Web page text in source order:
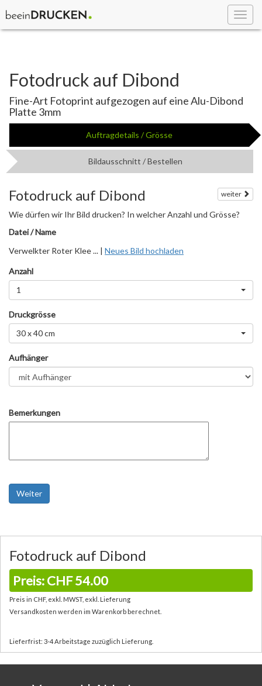
Fotodruck auf Dibond
Fine-Art Fotoprint aufgezogen auf eine Alu-Dibond
Platte 3mm
Auftragdetails / Grösse
Bildausschnitt / Bestellen
weiter
Fotodruck auf Dibond
Wie dürfen wir Ihr Bild drucken? In welcher Anzahl und Grösse?
Datei / Name
Verwelkter Roter Klee ... | Neues Bild hochladen
Anzahl
1
Druckgrösse
30 x 40 cm
Aufhänger
Bemerkungen
Weiter
Fotodruck auf Dibond
Preis: CHF 54.00
Preis in CHF, exkl. MWST, exkl. Lieferung
Versandkosten werden im Warenkorb berechnet.
Lieferfrist: 3-4 Arbeitstage zuzüglich Lieferung.